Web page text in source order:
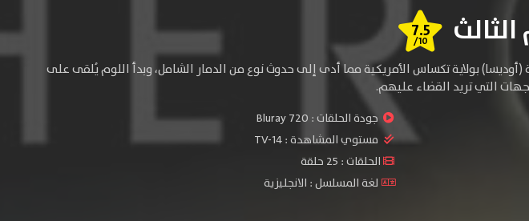
7.5
/10
بولاية تكساس الأمريكية مما أدى إلى حدوث نوع من الدمار الشامل، وبدأ اللوم يُلقى على
التي تريد القضاء عليهم.
جودة الحلقات : 720 Bluray
مستوي المشاهدة :TV-14
الحلقات : 25 حلقة
لغة المسلسل : الانجليزية